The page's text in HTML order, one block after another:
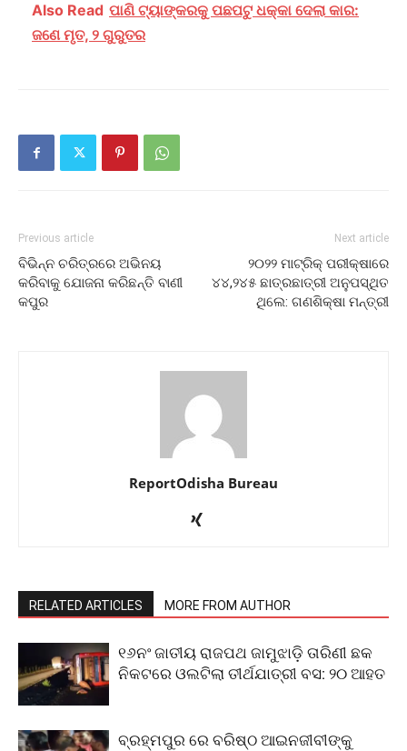
Also Read ପାଣି ଟ୍ୟାଙ୍କରକୁ ପଛପଟୁ ଧକ୍କା ଦେଲା କାର:
ଜଣେ ମୃତ, ୨ ଗୁରୁତର
Previous article
ବିଭିନ୍ନ ଚରିତ୍ରରେ ଅଭିନୟ
କରିବାକୁ ଯୋଜନା କରିଛନ୍ତି ବାଣୀ
କପୁର
Next article
୨୦୨୨ ମାଟ୍ରିକ୍‌ ପରୀକ୍ଷାରେ
୪୪,୨୪୫ ଛାତ୍ରଛାତ୍ରୀ ଅନୁପସ୍ଥିତ
ଥିଲେ: ଗଣଶିକ୍ଷା ମନ୍ତ୍ରୀ
ReportOdisha Bureau
RELATED ARTICLES MORE FROM AUTHOR
୧୬ନଂ ଜାତୀୟ ରାଜପଥ ଜାମୁଝାଡ଼ି ତାରିଣୀ ଛକ
ନିକଟରେ ଓଲଟିଲା ତୀର୍ଥଯାତ୍ରୀ ବସ: ୨୦ ଆହତ
ବ୍ରହ୍ମପୁର ରେ ବରିଷ୍ଠ ଆଇନଜୀବୀଙ୍କୁ